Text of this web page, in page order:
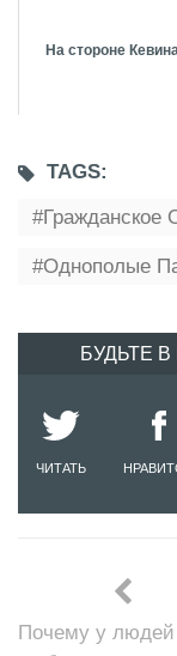
На стороне
TAGS:
Гражданское
Однополые
БУДЬТЕ
ЧИТАТЬ
Почему у людей